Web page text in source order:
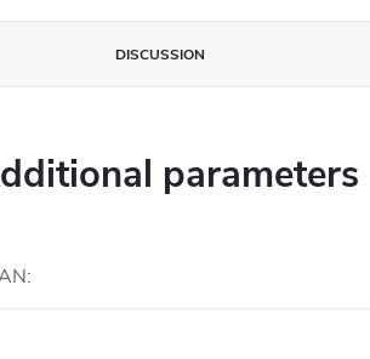
DISCUSSION
parameters
: